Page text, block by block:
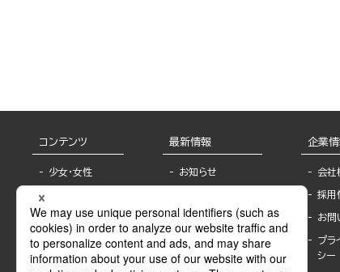
コンテンツ
少女・女性
BL
ライトノベル
青年・一般
最新情報
お知らせ
報
書店様へ
海外ライセンシー
企業
会社
採用
お問
プラ
シー